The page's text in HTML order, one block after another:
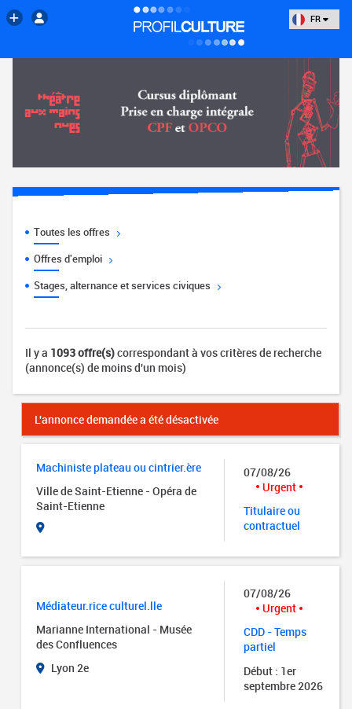
FR
Toutes les offres
Offres d'emploi
Stages, alternance et services civiques
Il y a 1093 offre(s)correspondant à vos critères de recherche
(annonce(s) de moins d'un mois)
L'annonce demandée a été désactivée
Machiniste plateau ou cintrier.ère
Ville de Saint-Etienne - Opéra de
Saint-Etienne
07/08/26
Urgent
Titulaire ou
contractuel
Médiateur.rice culturel.lle
Marianne International - Musée
des Confluences
Lyon 2e
07/08/26
Urgent
CDD - Temps
partiel
Début : 1er
septembre 2026